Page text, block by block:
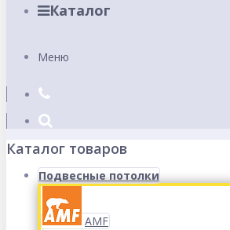
Каталог
Меню
Каталог товаров
Подвесные потолки
AMF